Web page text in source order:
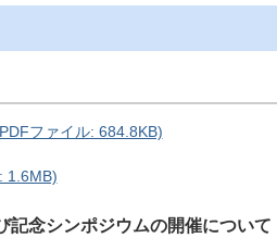
ファイル: 684.8KB)
1.6MB)
記念シンポジウムの開催について